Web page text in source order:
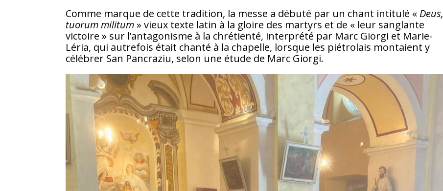
Comme marque de cette tradition, la messe a débuté par un chant intitulé « Deus,
tuorum militum» vieux texte latin à la gloire des martyrs et de « leur sanglante
victoire » sur l’antagonisme à la chrétienté, interprété par Marc Giorgi et Marie-
Léria, qui autrefois était chanté à la chapelle, lorsque les piétrolais montaient y
célébrer San Pancraziu, selon une étude de Marc Giorgi.